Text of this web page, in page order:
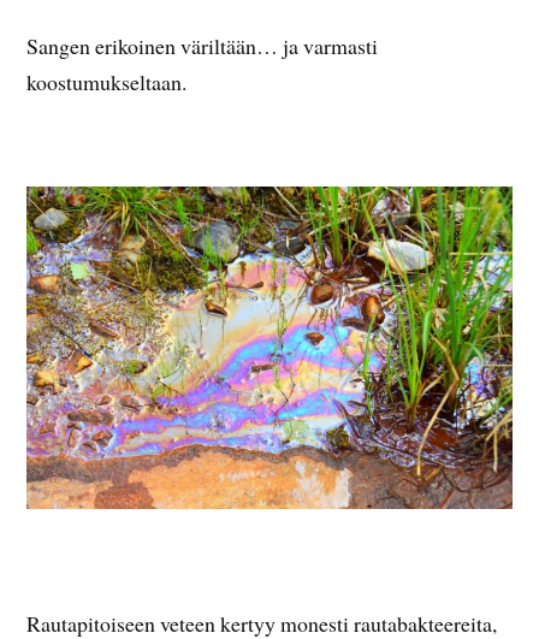
Sangen erikoinen väriltään… ja varmasti
koostumukseltaan.
Rautapitoiseen veteen kertyy monesti rautabakteereita,